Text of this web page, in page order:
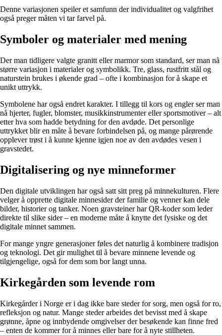
Denne variasjonen speiler et samfunn der individualitet og valgfrihet
også preger måten vi tar farvel på.
Symboler og materialer med mening
Der man tidligere valgte granitt eller marmor som standard, ser man nå
større variasjon i materialer og symbolikk. Tre, glass, rustfritt stål og
naturstein brukes i økende grad – ofte i kombinasjon for å skape et
unikt uttrykk.
Symbolene har også endret karakter. I tillegg til kors og engler ser man
nå hjerter, fugler, blomster, musikkinstrumenter eller sportsmotiver – alt
etter hva som hadde betydning for den avdøde. Det personlige
uttrykket blir en måte å bevare forbindelsen på, og mange pårørende
opplever trøst i å kunne kjenne igjen noe av den avdødes vesen i
gravstedet.
Digitalisering og nye minneformer
Den digitale utviklingen har også satt sitt preg på minnekulturen. Flere
velger å opprette digitale minnesider der familie og venner kan dele
bilder, historier og tanker. Noen gravsteiner har QR-koder som leder
direkte til slike sider – en moderne måte å knytte det fysiske og det
digitale minnet sammen.
For mange yngre generasjoner føles det naturlig å kombinere tradisjon
og teknologi. Det gir mulighet til å bevare minnene levende og
tilgjengelige, også for dem som bor langt unna.
Kirkegården som levende rom
Kirkegårder i Norge er i dag ikke bare steder for sorg, men også for ro,
refleksjon og natur. Mange steder arbeides det bevisst med å skape
grønne, åpne og innbydende omgivelser der besøkende kan finne fred
– enten de kommer for å minnes eller bare for å nyte stillheten.